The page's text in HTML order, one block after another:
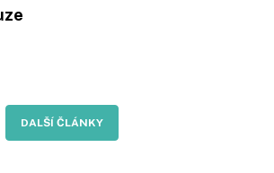
DALŠÍ ČLÁNKY